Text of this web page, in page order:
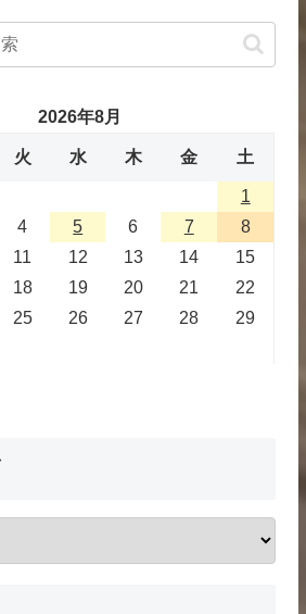
2026年8月
火 水 木 金 土
1
4 5 6 7
8
11 12 13 14
15
18 19 20 21
22
25 26 27 28
29